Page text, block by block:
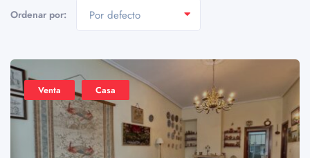
Ordenar por: Por defecto
Venta Casa